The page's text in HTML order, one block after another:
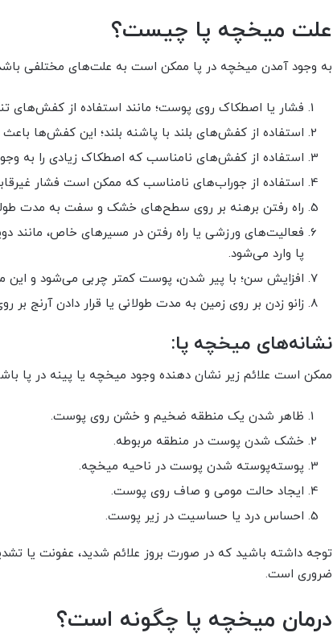
علت میخچه پا چیست؟
به وجود آمدن میخچه در پا ممکن است به علت‌های مختلفی باشد.
فشار یا اصطکاک روی پوست؛ مانند استفاده از کفش‌های
استفاده از کفش‌های بلند با پاشنه بلند؛ این کفش‌ها باعث
استفاده از کفش‌های نامناسب که اصطکاک زیادی را به
استفاده از جوراب‌های نامناسب که ممکن است فشار
راه رفتن برهنه بر روی سطح‌های خشک و سفت به مدت
فعالیت‌های ورزشی یا راه رفتن در مسیرهای خاص، مانند
پا وارد می‌شود.
افزایش سن؛ با پیر شدن، پوست کمتر چربی می‌شود و
زانو زدن بر روی زمین به مدت طولانی یا قرار دادن آرنج بر
نشانه‌های میخچه پا:
ممکن است علائم زیر نشان دهنده وجود میخچه یا پینه در پا
ظاهر شدن یک منطقه ضخیم و خشن روی پوست.
خشک شدن پوست در منطقه مربوطه.
پوسته‌پوسته شدن پوست در ناحیه میخچه.
ایجاد حالت مومی و صاف روی پوست.
احساس درد یا حساسیت در زیر پوست.
توجه داشته باشید که در صورت بروز علائم شدید، عفونت یا
ضروری است.
درمان میخچه پا چگونه است؟